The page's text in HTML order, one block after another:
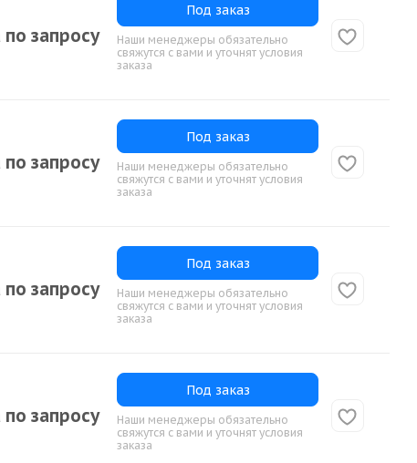
запросу
Под заказ
Наши менеджеры обязательно
свяжутся с вами и уточнят условия
заказа
запросу
Под заказ
Наши менеджеры обязательно
свяжутся с вами и уточнят условия
заказа
запросу
Под заказ
Наши менеджеры обязательно
свяжутся с вами и уточнят условия
заказа
запросу
Под заказ
Наши менеджеры обязательно
свяжутся с вами и уточнят условия
заказа